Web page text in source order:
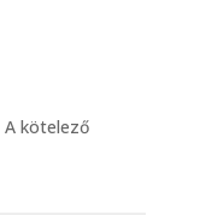
A kötelező